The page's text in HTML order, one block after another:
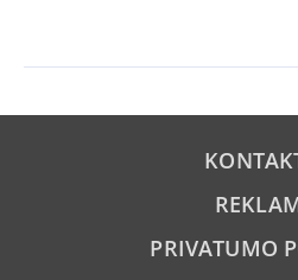
PRIVATUMO